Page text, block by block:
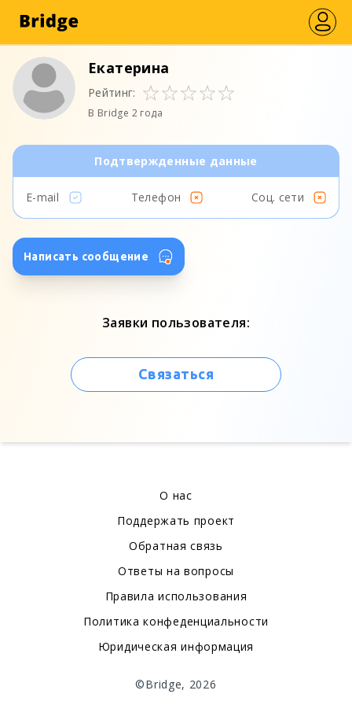
Екатерина
Рейтинг:
В Bridge 2 года
Подтвержденные данные
E-mail Телефон Соц. сети
Написать сообщение
Заявки пользователя:
Связаться
О нас
Поддержать проект
Обратная связь
Ответы на вопросы
Правила использования
Политика конфеденциальности
Юридическая информация
©Bridge, 2026